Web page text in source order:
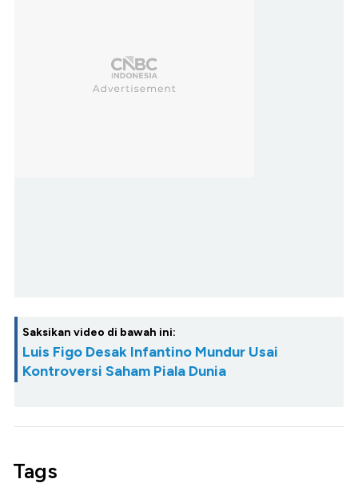
Saksikan video di bawah ini:
Luis Figo Desak Infantino Mundur Usai
Kontroversi Saham Piala Dunia
Tags